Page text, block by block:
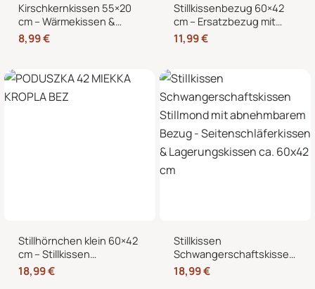
Kirschkernkissen 55×20
cm – Wärmekissen &
Kältekissen für
Mikrowelle, Nacken,
8,99€
Stillkissenbezug 60×42
cm – Ersatzbezug mit
Reißverschluss für
Stillmond & Stillhörnchen
11,99€
Stillhörnchen klein 60×42
cm – Stillkissen
Mondkissen mit
abnehmbarem Bezug für
18,99€
Stillkissen
Schwangerschaftskissen
Stillmond mit
abnehmbarem Bezug –
18,99€